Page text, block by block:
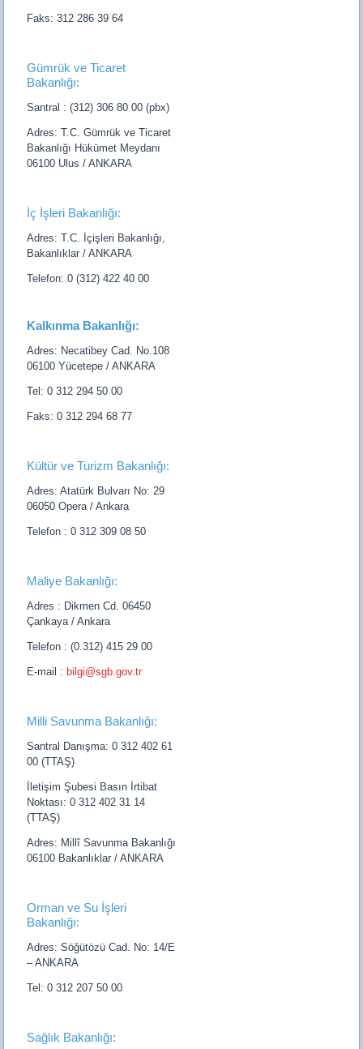
Faks: 312 286 39 64
Gümrük ve Ticaret
Bakanlığı:
Santral : (312) 306 80 00 (pbx)
Adres: T.C. Gümrük ve Ticaret
Bakanlığı Hükümet Meydanı
06100 Ulus / ANKARA
İç İşleri Bakanlığı:
Adres: T.C. İçişleri Bakanlığı,
Bakanlıklar / ANKARA
Telefon: 0 (312) 422 40 00
Kalkınma Bakanlığı:
Adres: Necatibey Cad. No.108
06100 Yücetepe / ANKARA
Tel: 0 312 294 50 00
Faks: 0 312 294 68 77
Kültür ve Turizm Bakanlığı:
Adres: Atatürk Bulvarı No: 29
06050 Opera / Ankara
Telefon : 0 312 309 08 50
Maliye Bakanlığı:
Adres : Dikmen Cd. 06450
Çankaya / Ankara
Telefon : (0.312) 415 29 00
E-mail : bilgi@sgb.gov.tr
Milli Savunma Bakanlığı:
Santral Danışma: 0 312 402 61
00 (TTAŞ)
İletişim Şubesi Basın İrtibat
Noktası: 0 312 402 31 14
(TTAŞ)
Adres: Millî Savunma Bakanlığı
06100 Bakanlıklar / ANKARA
Orman ve Su İşleri
Bakanlığı:
Adres: Söğütözü Cad. No: 14/E
– ANKARA
Tel: 0 312 207 50 00
Sağlık Bakanlığı: